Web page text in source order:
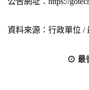
資料來源：行政單位 /
最